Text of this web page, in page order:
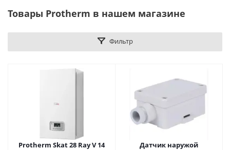
Товары Protherm в нашем магазине
Фильтр
Protherm Skat 28 Ray V 14
Датчик наружой